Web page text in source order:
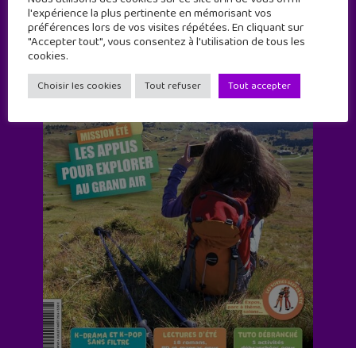
l'expérience la plus pertinente en mémorisant vos
préférences lors de vos visites répétées. En cliquant sur
"Accepter tout", vous consentez à l'utilisation de tous les
cookies.
Choisir les cookies Tout refuser Tout accepter